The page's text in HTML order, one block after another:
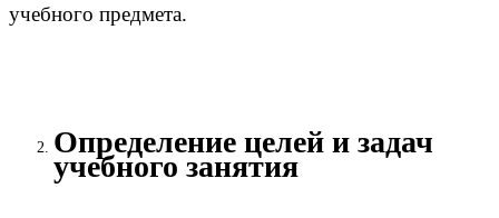
учебного предмета.
Определение целей и задач
учебного занятия